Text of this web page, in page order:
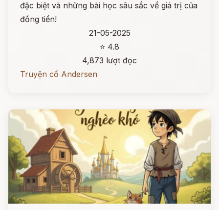
đặc biệt và những bài học sâu sắc về giá trị của
đồng tiền!
21-05-2025
⭐ 4.8
4,873 lượt đọc
Truyện cổ Andersen